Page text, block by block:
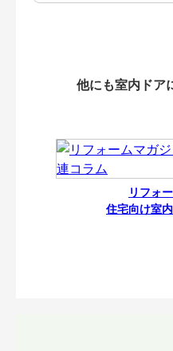
他にも室内ドア
リフォ
住宅向け室